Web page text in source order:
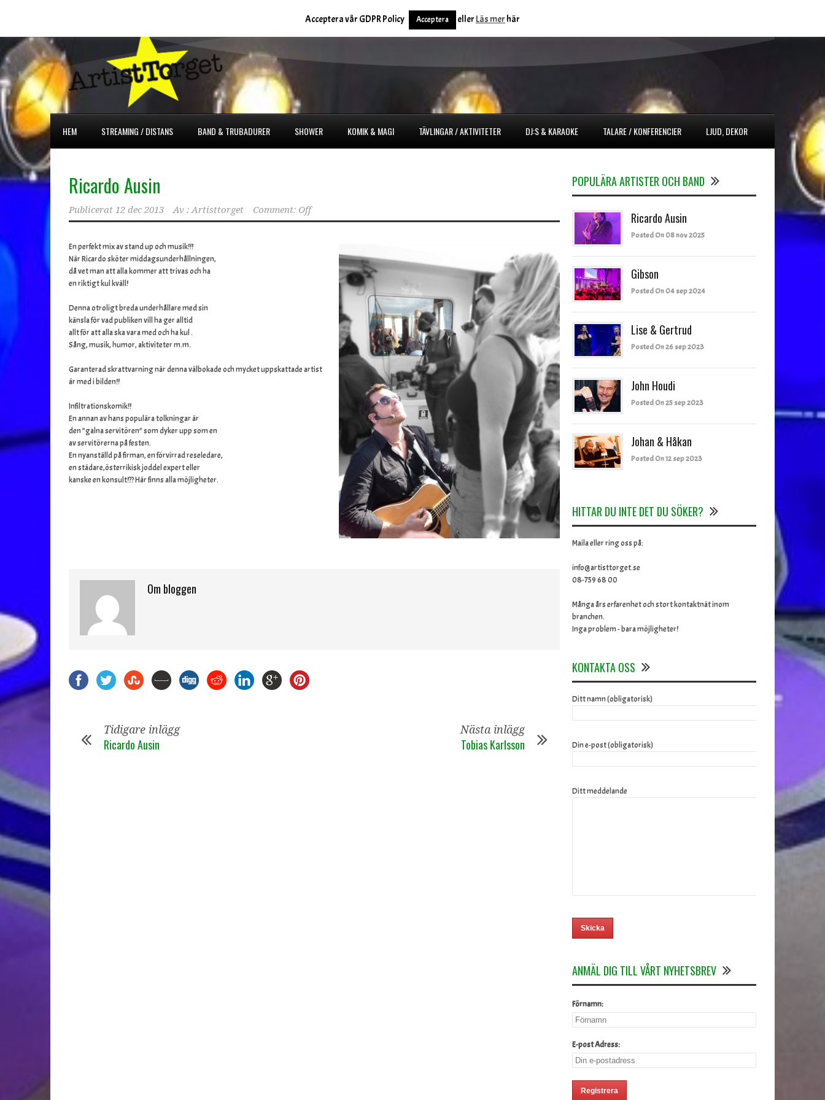
HEM STREAMING / DISTANS BAND & TRUBADURER SHOWER KOMIK & MAGI TÄVLINGAR / AKTIVITETER DJ:S & KARAOKE TALARE / KONFERENCIER LJUD, DEKOR
Ricardo Ausin
Publicerat 12 dec 2013 Av : Artisttorget Comment: Off
En perfekt mix av stand up och musik!!!
När Ricardo sköter middagsunderhållningen,
då vet man att alla kommer att trivas och ha
en riktigt kul kväll!
Denna otroligt breda underhållare med sin
känsla för vad publiken vill ha ger alltid
allt för att alla ska vara med och ha kul .
Sång, musik, humor, aktiviteter m.m.
Garanterad skrattvarning när denna välbokade och mycket uppskattade artist
är med i bilden!!
Infiltrationskomik!!
En annan av hans populära tolkningar är
den ”galna servitören” som dyker upp som en
av servitörerna på festen.
En nyanställd på firman, en förvirrad reseledare,
en städare,österrikisk joddel expert eller
kanske en konsult!?? Här finns alla möjligheter.
Om bloggen
Tidigare inlägg
Ricardo Ausin
Nästa inlägg
Tobias Karlsson
POPULÄRA ARTISTER OCH BAND
Ricardo Ausin
Posted On 08 nov 2025
Gibson
Posted On 04 sep 2024
Lise & Gertrud
Posted On 26 sep 2023
John Houdi
Posted On 25 sep 2023
Johan & Håkan
Posted On 12 sep 2023
HITTAR DU INTE DET DU SÖKER?
Maila eller ring oss på:
info@artisttorget.se
08-759 68 00
Många års erfarenhet och stort kontaktnät inom
branchen.
Inga problem - bara möjligheter!
KONTAKTA OSS
Ditt namn (obligatorisk)
Din e-post (obligatorisk)
Ditt meddelande
ANMÄL DIG TILL VÅRT NYHETSBREV
Förnamn:
E-post Adress:
Acceptera vår GDPR Policy Acceptera eller Läs mer här